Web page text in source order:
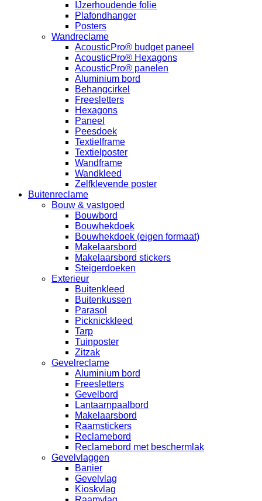
IJzerhoudende folie
Plafondhanger
Posters
Wandreclame
AcousticPro® budget paneel
AcousticPro® Hexagons
AcousticPro® panelen
Aluminium bord
Behangcirkel
Freesletters
Hexagons
Paneel
Peesdoek
Textielframe
Textielposter
Wandframe
Wandkleed
Zelfklevende poster
Buitenreclame
Bouw & vastgoed
Bouwbord
Bouwhekdoek
Bouwhekdoek (eigen formaat)
Makelaarsbord
Makelaarsbord stickers
Steigerdoeken
Exterieur
Buitenkleed
Buitenkussen
Parasol
Picknickkleed
Tarp
Tuinposter
Zitzak
Gevelreclame
Aluminium bord
Freesletters
Gevelbord
Lantaarnpaalbord
Makelaarsbord
Raamstickers
Reclamebord
Reclamebord met beschermlak
Gevelvlaggen
Banier
Gevelvlag
Kioskvlag